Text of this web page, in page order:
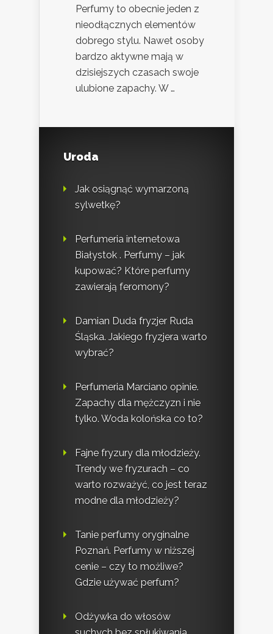
Perfumy to obecnie jeden z
nieodłącznych elementów
dobrego stylu. Nawet osoby
bardzo aktywne mają w
dzisiejszych czasach swoje
ulubione zapachy. W …
Uroda
Jak osiągnąć wymarzoną
sylwetkę?
Perfumeria internetowa
Białystok . Perfumy – jak
kupować? Które perfumy
zawierają feromony?
Damian Duda fryzjer Ruda
Śląska. Jakiego fryzjera warto
wybrać?
Perfumeria Marciano opinie.
Zapachy dla mężczyzn i nie
tylko. Woda kolońska co to?
Fajne fryzury dla młodzieży.
Trendy we fryzurach – co
warto rozważyć, co jest teraz
modne dla młodzieży?
Tanie perfumy oryginalne
Poznań. Perfumy w niższej
cenie – czy to możliwe?
Gdzie używać perfum?
Odżywka do włosów